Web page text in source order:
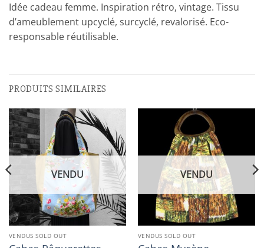
Idée cadeau femme. Inspiration rétro, vintage. Tissu
d’ameublement upcyclé, surcyclé, revalorisé. Eco-
responsable réutilisable.
PRODUITS SIMILAIRES
VENDU
VENDUS SOLD OUT
VENDU
VENDUS SOLD OUT